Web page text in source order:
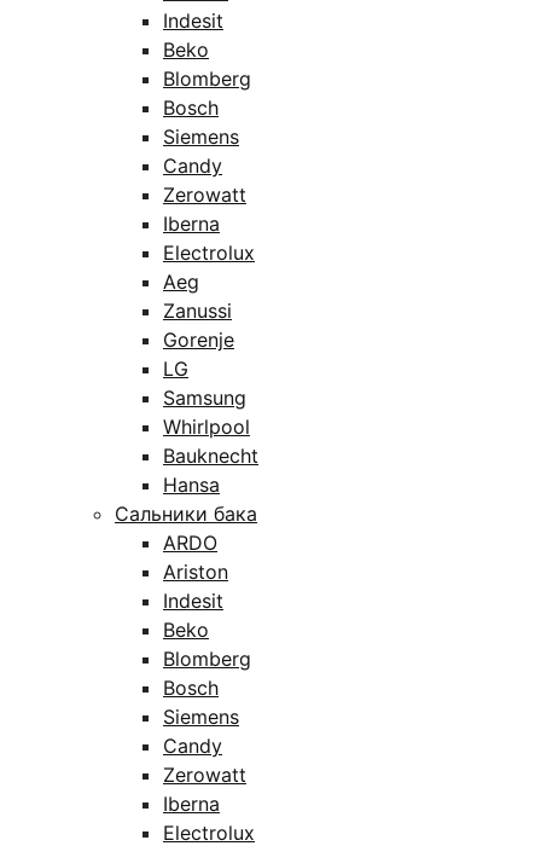
Indesit
Beko
Blomberg
Bosch
Siemens
Candy
Zerowatt
Iberna
Electrolux
Aeg
Zanussi
Gorenje
LG
Samsung
Whirlpool
Bauknecht
Hansa
Сальники бака
ARDO
Ariston
Indesit
Beko
Blomberg
Bosch
Siemens
Candy
Zerowatt
Iberna
Electrolux